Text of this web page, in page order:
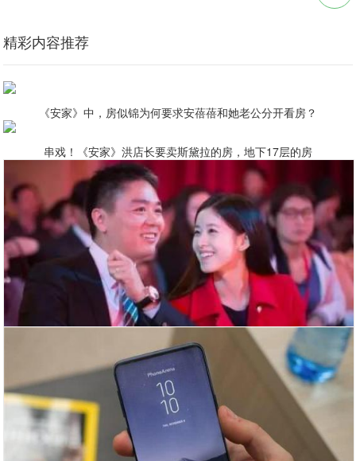
精彩内容推荐
《安家》中，房似锦为何要求安蓓蓓和她老公分开看房？
串戏！《安家》洪店长要卖斯黛拉的房，地下17层的房